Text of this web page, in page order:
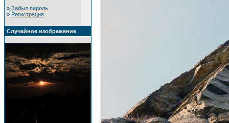
» Забыл пароль
» Регистрация
Случайное изображение